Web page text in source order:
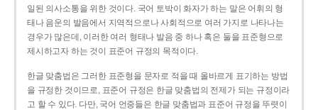
일된 의사소통을 위한 것이다. 국어 토박이 화자가 하는 말은 어휘의 형
태나 음운의 발음에서 지역적으로나 사회적으로 여러 가지로 나타나는
경우가 많은데, 이러한 여러 형태나 발음 중 하나 혹은 둘을 표준형으로
제시하고자 하는 것이 표준어 규정의 목적이다.
한글 맞춤법은 그러한 표준형을 문자로 적을 때 올바르게 표기하는 방법
을 규정한 것이므로, 표준어 규정은 한글 맞춤법의 전제가 되는 규정이라
고 할 수 있다. 다만, 국어 언중들은 한글 맞춤법과 표준어 규정을 뚜렷이